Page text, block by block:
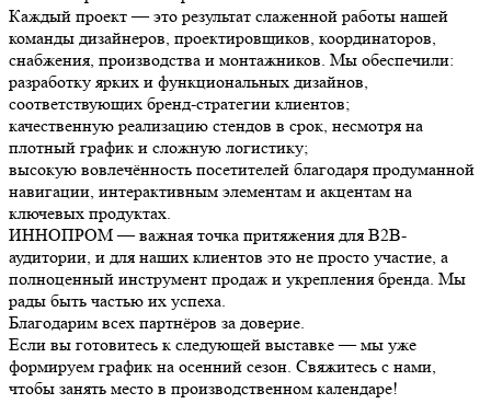
Каждый проект — это результат слаженной работы нашей
команды дизайнеров, проектировщиков, координаторов,
снабжения, производства и монтажников. Мы обеспечили:
разработку ярких и функциональных дизайнов,
соответствующих бренд-стратегии клиентов;
качественную реализацию стендов в срок, несмотря на
плотный график и сложную логистику;
высокую вовлечённость посетителей благодаря продуманной
навигации, интерактивным элементам и акцентам на
ключевых продуктах.
ИННОПРОМ — важная точка притяжения для B2B-
аудитории, и для наших клиентов это не просто участие, а
полноценный инструмент продаж и укрепления бренда. Мы
рады быть частью их успеха.
Благодарим всех партнёров за доверие.
Если вы готовитесь к следующей выставке — мы уже
формируем график на осенний сезон. Свяжитесь с нами,
чтобы занять место в производственном календаре!